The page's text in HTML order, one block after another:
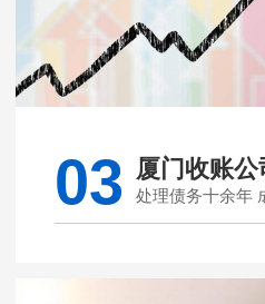
03 厦门收账公
处理债务十余年